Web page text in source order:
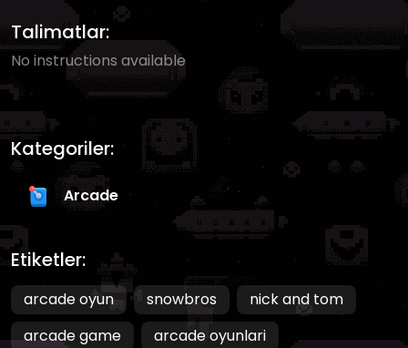
Talimatlar:
No instructions available
Kategoriler:
Arcade
Etiketler:
arcade oyun snowbros
nick and tom
arcade game
arcade oyunlari